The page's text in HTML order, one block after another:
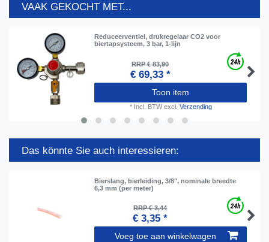
VAAK GEKOCHT MET...
Reduceerventiel, drukregelaar CO2 voor
biertapsysteem, 3 bar, 1-lijn
RRP € 83,90
€ 69,33 *
Toon item
* Incl. BTWexcl. Verzending
Das könnte Sie auch interessieren:
Bierslang, bierleiding, 3/8", nominale breedte
6,3 mm (per meter)
RRP € 3,44
€ 3,35 *
Voeg toe aan winkelwagen